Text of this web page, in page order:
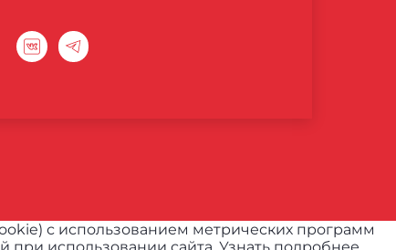
с использованием метрических программ
при использовании сайта. Узнать подробнее.